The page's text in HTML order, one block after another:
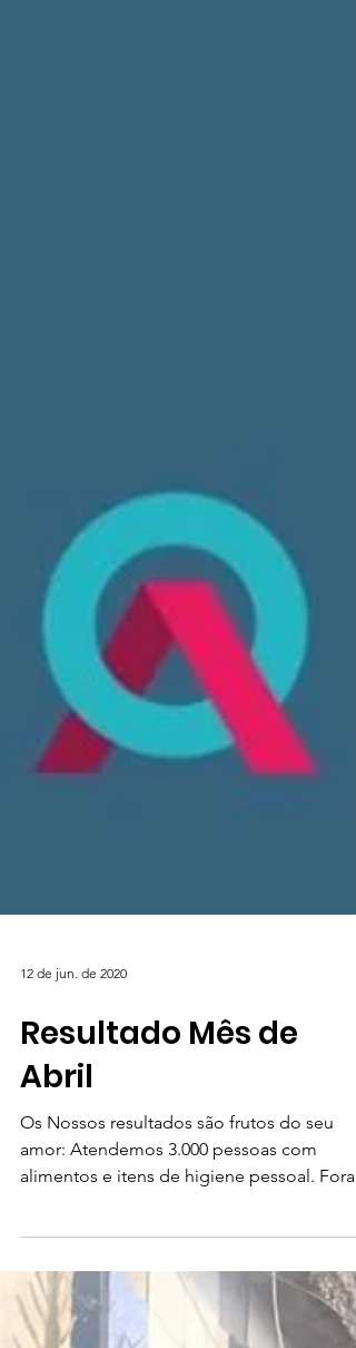
12 de jun. de 2020
Resultado Mês de
Abril
Os Nossos resultados são frutos do seu